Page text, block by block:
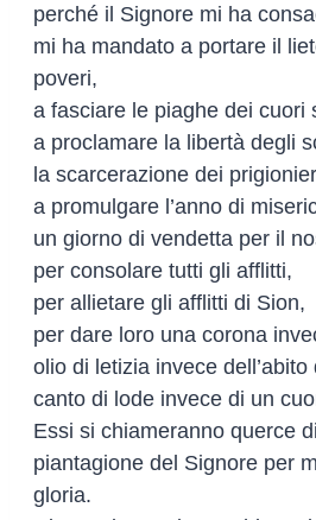
perché il Signore mi ha
mi ha mandato a portare il
poveri,
a fasciare le piaghe dei cuori
a proclamare la libertà degli
la scarcerazione dei
a promulgare l’anno di
un giorno di vendetta per il
per consolare tutti gli afflitti,
per allietare gli afflitti di Sion,
per dare loro una corona
olio di letizia invece dell’abito
canto di lode invece di un
Essi si chiameranno querce
piantagione del Signore per
gloria.